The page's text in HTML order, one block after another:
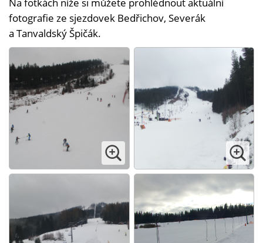
Na fotkách níže si můžete prohlédnout aktuální
fotografie ze sjezdovek Bedřichov, Severák
a Tanvaldský Špičák.